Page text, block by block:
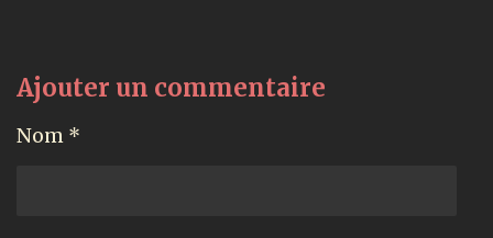
Ajouter un commentaire
Nom *